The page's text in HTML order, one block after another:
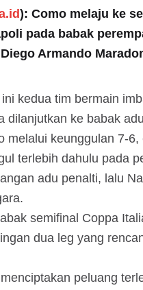
): Como melaju ke
pada babak
Armando
kedua tim bermain
dilanjutkan ke babak
melalui keunggulan 7-
terlebih dahulu pada
adu penalti, lalu
semifinal Coppa
dua leg yang
peluang